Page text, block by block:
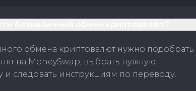
обмена криптовалют нужно подобрать
на MoneySwap, выбрать нужную
и следовать инструкциям по переводу.